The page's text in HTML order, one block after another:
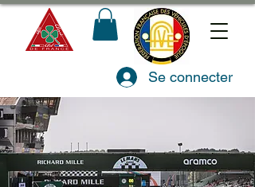
Se connecter